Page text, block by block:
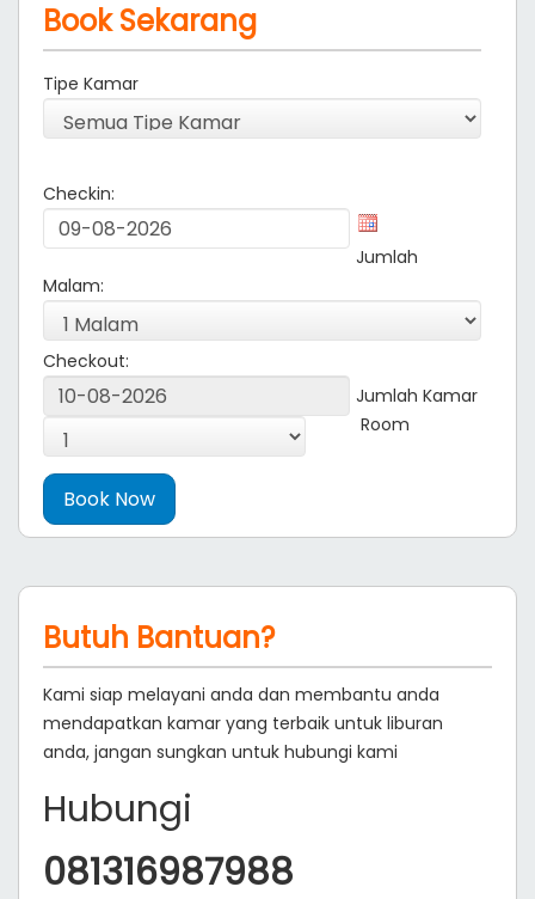
Book Sekarang
Tipe Kamar
Checkin:
Jumlah
Malam:
Checkout:
Jumlah Kamar
Room
Butuh Bantuan?
Kami siap melayani anda dan membantu anda
mendapatkan kamar yang terbaik untuk liburan
anda, jangan sungkan untuk hubungi kami
Hubungi
081316987988